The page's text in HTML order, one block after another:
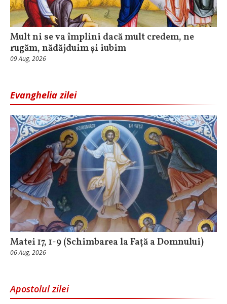
Mult ni se va împlini dacă mult credem, ne
rugăm, nădăjduim și iubim
09 Aug, 2026
Evanghelia zilei
Matei 17, 1-9 (Schimbarea la Față a Domnului)
06 Aug, 2026
Apostolul zilei